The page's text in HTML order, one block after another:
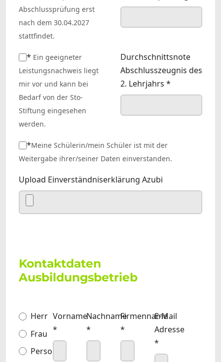
Abschlussprüfung erst
nach dem 30.04.2027
stattfindet.
* Ein geeigneter
Leistungsnachweis liegt
mir vor und kann bei
Bedarf von der Sto-
Stiftung eingesehen
werden.
Durchschnittsnote
Abschlusszeugnis des
2. Lehrjahrs *
*Meine Schülerin/mein Schüler ist mit der
Weitergabe ihrer/seiner Daten einverstanden.
Upload Einverständniserklärung Azubi
Kontaktdaten
Ausbildungsbetrieb
Anrede*
Herr
Frau
Person
Vorname
*
Nachname
*
Firmenname
*
E-Mail
Adresse
*